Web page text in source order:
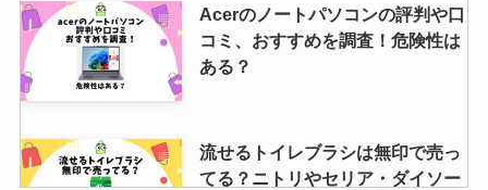
Acerのノートパソコンの評判や口
コミ、おすすめを調査！危険性は
ある？
流せるトイレブラシは無印で売っ
てる？ニトリやセリア・ダイソー